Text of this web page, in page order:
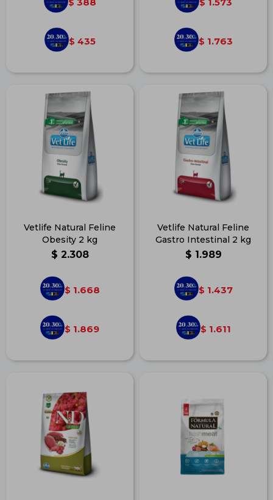
$
$ 435
$
$ 1.763
Vetlife Natural Feline
Obesity 2 kg
$ 2.308
$ 1.668
$ 1.869
Vetlife Natural Feline
Gastro Intestinal 2 kg
$ 1.989
$ 1.437
$ 1.611